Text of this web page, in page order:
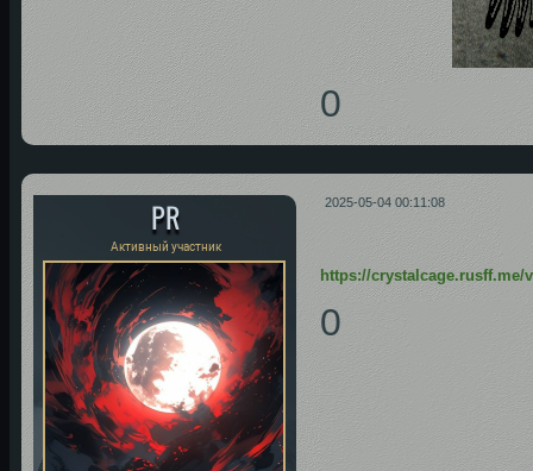
0
2025-05-04 00:11:08
PR
Активный участник
https://crystalcage.rusff.me/
0